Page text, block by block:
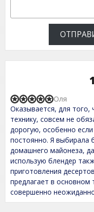
R
a
t
e
d
5
,
0
o
u
t
o
f
5
Оказывается, для того,
технику, совсем не
дорогую, особенно
постоянно. Я выбирала
домашнего майонеза,
использую блендер
приготовления
предлагает в
совершенно
Оля